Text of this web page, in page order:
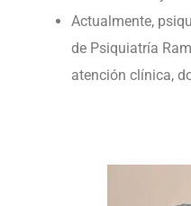
Actualmente,
de Psiquiatría
atención clínica,